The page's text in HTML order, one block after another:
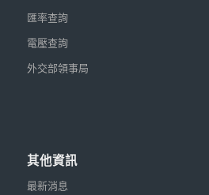
匯率查詢
電壓查詢
外交部領事局
其他資訊
最新消息